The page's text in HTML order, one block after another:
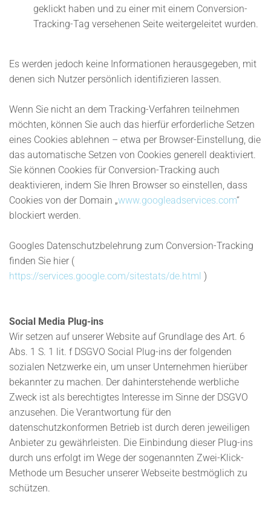
geklickt haben und zu einer mit einem Conversion-
Tracking-Tag versehenen Seite weitergeleitet wurden.
Es werden jedoch keine Informationen herausgegeben, mit
denen sich Nutzer persönlich identifizieren lassen.
Wenn Sie nicht an dem Tracking-Verfahren teilnehmen
möchten, können Sie auch das hierfür erforderliche Setzen
eines Cookies ablehnen – etwa per Browser-Einstellung, die
das automatische Setzen von Cookies generell deaktiviert.
Sie können Cookies für Conversion-Tracking auch
deaktivieren, indem Sie Ihren Browser so einstellen, dass
Cookies von der Domain „www.googleadservices.com“
blockiert werden.
Googles Datenschutzbelehrung zum Conversion-Tracking
finden Sie hier (
https://services.google.com/sitestats/de.html )
Social Media Plug-ins
Wir setzen auf unserer Website auf Grundlage des Art. 6
Abs. 1 S. 1 lit. f DSGVO Social Plug-ins der folgenden
sozialen Netzwerke ein, um unser Unternehmen hierüber
bekannter zu machen. Der dahinterstehende werbliche
Zweck ist als berechtigtes Interesse im Sinne der DSGVO
anzusehen. Die Verantwortung für den
datenschutzkonformen Betrieb ist durch deren jeweiligen
Anbieter zu gewährleisten. Die Einbindung dieser Plug-ins
durch uns erfolgt im Wege der sogenannten Zwei-Klick-
Methode um Besucher unserer Webseite bestmöglich zu
schützen.